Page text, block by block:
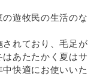
遊牧民の生活のな
れており、毛足が
あたたかく夏はサ
快適にお使いいた